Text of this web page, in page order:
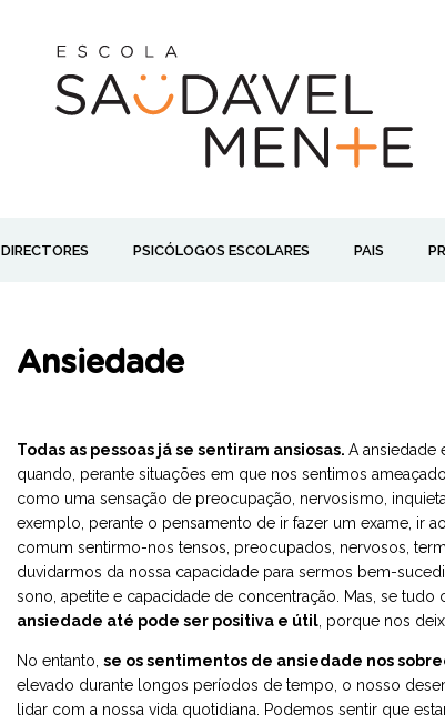
DIRECTORES PSICÓLOGOS ESCOLARES PAIS
Ansiedade
Todas as pessoas já se sentiram ansiosas.A ansiedade
quando, perante situações em que nos sentimos
como uma sensação de preocupação, nervosismo,
exemplo, perante o pensamento de ir fazer um exame, ir
comum sentirmo-nos tensos, preocupados, nervosos,
duvidarmos da nossa capacidade para sermos bem-
sono, apetite e capacidade de concentração. Mas, se
ansiedade até pode ser positiva e útil , porque nos
No entanto,se os sentimentos de ansiedade nos
elevado durante longos períodos de tempo, o nosso
lidar com a nossa vida quotidiana. Podemos sentir que